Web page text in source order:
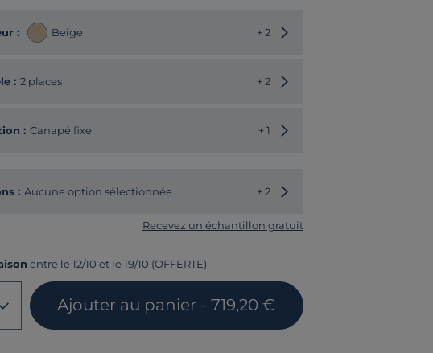
: Beige + 2 Choisir une autre couleur
: 2 places + 2 Choisir un autre modèle
: Canapé fixe + 1
: Aucune option sélectionnée + 2
Recevez un échantillon gratuit
entre le 12/10 et le 19/10 (OFFERTE)
Ajouter au panier - 719,20 €